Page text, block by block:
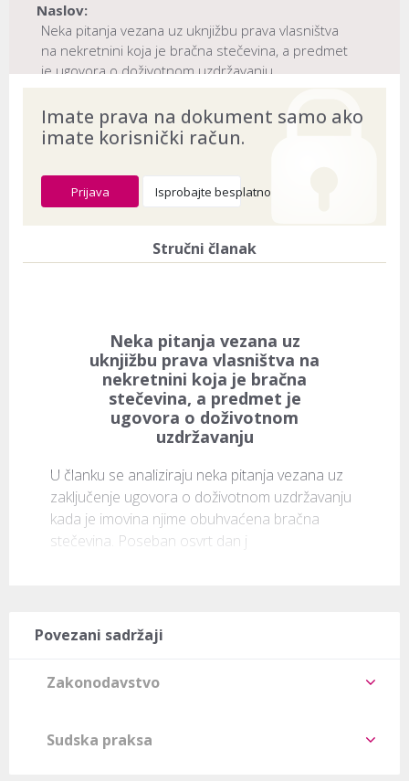
Naslov:
Neka pitanja vezana uz uknjižbu prava vlasništva
na nekretnini koja je bračna stečevina, a predmet
je ugovora o doživotnom uzdržavanju
Imate prava na dokument samo ako
imate korisnički račun.
Prijava Isprobajte besplatno
Stručni članak
Neka pitanja vezana uz
uknjižbu prava vlasništva na
nekretnini koja je bračna
stečevina, a predmet je
ugovora o doživotnom
uzdržavanju
U članku se analiziraju neka pitanja vezana uz
zaključenje ugovora o doživotnom uzdržavanju
kada je imovina njime obuhvaćena bračna
stečevina. Poseban osvrt dan j
Povezani sadržaji
Zakonodavstvo
Sudska praksa